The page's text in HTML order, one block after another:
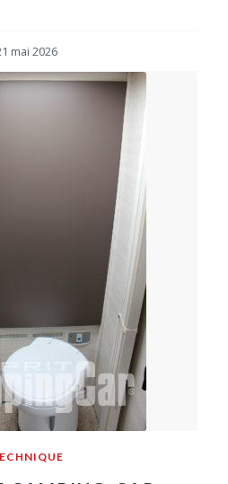
mai 2026